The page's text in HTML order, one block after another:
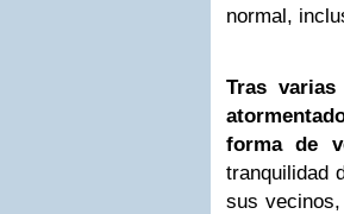
normal,
Tras
forma de
tranquilidad
sus